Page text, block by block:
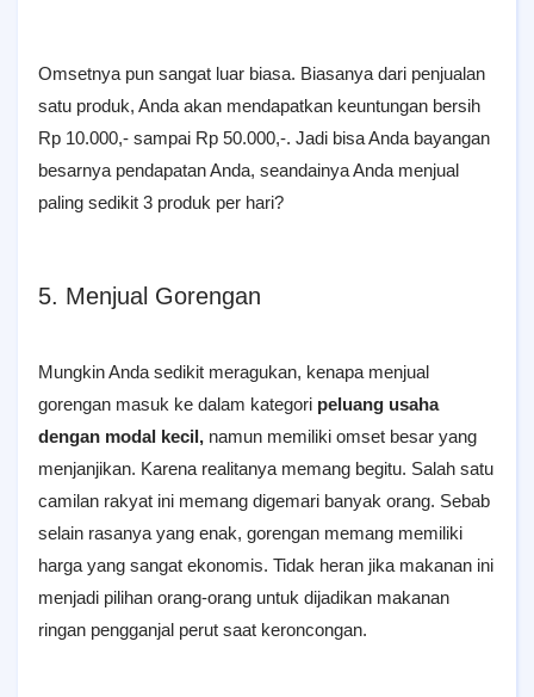
Omsetnya pun sangat luar biasa. Biasanya dari penjualan
satu produk, Anda akan mendapatkan keuntungan bersih
Rp 10.000,- sampai Rp 50.000,-. Jadi bisa Anda bayangan
besarnya pendapatan Anda, seandainya Anda menjual
paling sedikit 3 produk per hari?
5. Menjual Gorengan
Mungkin Anda sedikit meragukan, kenapa menjual
gorengan masuk ke dalam kategori peluang usaha
dengan modal kecil, namun memiliki omset besar yang
menjanjikan. Karena realitanya memang begitu. Salah satu
camilan rakyat ini memang digemari banyak orang. Sebab
selain rasanya yang enak, gorengan memang memiliki
harga yang sangat ekonomis. Tidak heran jika makanan ini
menjadi pilihan orang-orang untuk dijadikan makanan
ringan pengganjal perut saat keroncongan.